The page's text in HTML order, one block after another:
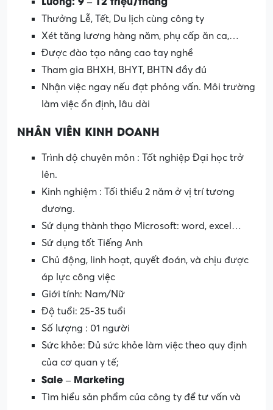
Thưởng Lễ, Tết, Du lịch cùng công ty
Xét tăng lương hàng năm, phụ cấp ăn ca,…
Được đào tạo nâng cao tay nghề
Tham gia BHXH, BHYT, BHTN đầy đủ
Nhận việc ngay nếu đạt phỏng vấn. Môi trường
làm việc ổn định, lâu dài
NHÂN VIÊN KINH DOANH
Trình độ chuyên môn : Tốt nghiệp Đại học trở
lên.
Kinh nghiệm : Tối thiểu 2 năm ở vị trí tương
đương.
Sử dụng thành thạo Microsoft: word, excel…
Sử dụng tốt Tiếng Anh
Chủ động, linh hoạt, quyết đoán, và chịu được
áp lực công việc
Giới tính: Nam/Nữ
Độ tuổi: 25-35 tuổi
Số lượng : 01 người
Sức khỏe: Đủ sức khỏe làm việc theo quy định
của cơ quan y tế;
Sale – Marketing
Tìm hiểu sản phẩm của công ty để tư vấn và